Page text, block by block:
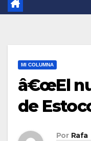
MI COLUMNA
â€œEl
de
Por Rafa